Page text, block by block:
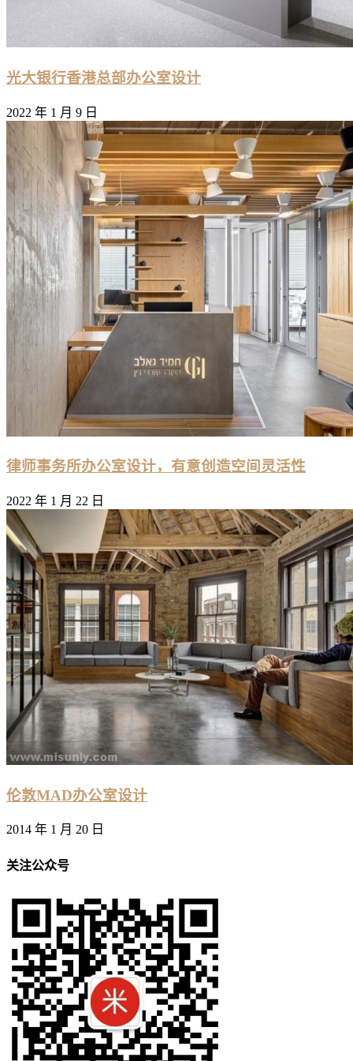
光大银行香港总部办公室设计
2022 年 1 月 9 日
律师事务所办公室设计，有意创造空间灵活性
2022 年 1 月 22 日
伦敦MAD办公室设计
2014 年 1 月 20 日
关注公众号